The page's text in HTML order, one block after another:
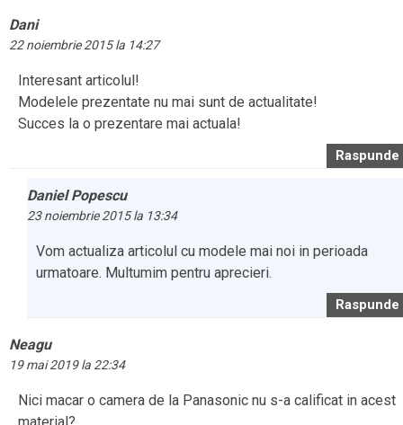
Dani
22 noiembrie 2015 la 14:27
Interesant articolul!
Modelele prezentate nu mai sunt de actualitate!
Succes la o prezentare mai actuala!
Raspunde
Daniel Popescu
23 noiembrie 2015 la 13:34
Vom actualiza articolul cu modele mai noi in perioada
urmatoare. Multumim pentru aprecieri.
Raspunde
Neagu
19 mai 2019 la 22:34
Nici macar o camera de la Panasonic nu s-a calificat in acest